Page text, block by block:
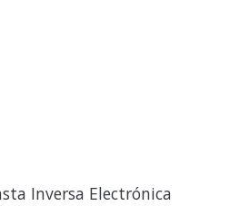
Inversa Electrónica